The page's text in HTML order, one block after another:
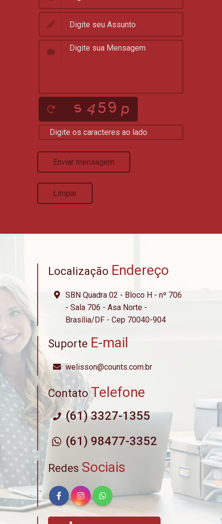
Enviar mensagem
Limpar
Localização Endereço
SBN Quadra 02 - Bloco H - nº 706
- Sala 706 - Asa Norte -
Brasília/DF - Cep 70040-904
Suporte E-mail
welisson@counts.com.br
Contato Telefone
(61) 3327-1355
(61) 98477-3352
Redes Sociais